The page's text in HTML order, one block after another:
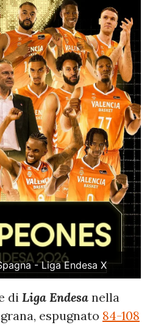
- Liga Endesa X
di Liga Endesa nella
espugnato 84-108